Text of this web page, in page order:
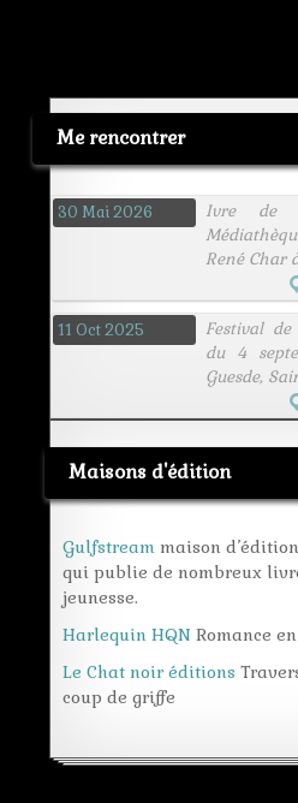
Me rencontrer
30 Mai 2026
Ivre de
René Char
11 Oct 2025
Festival
du 4
Guesde,
Maisons d'édition
Gulfstream maison
qui publie de nombreux
jeunesse.
Harlequin HQN Romance
Le Chat noir éditions
coup de griffe